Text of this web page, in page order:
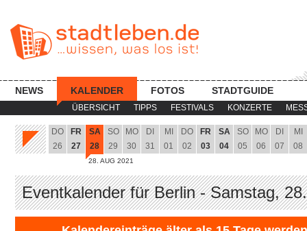
ÜBERSICHT TIPPS FESTIVALS KONZERTE
NEWS KALENDER FOTOS STADTGUIDE
DO
26
FR
27
SA
28
28. AUG 2021
SO
29
MO
30
DI
31
MI
01
DO
02
FR
03
SA
04
SO
05
MO
06
DI
07
MI
08
Eventkalender für Berlin - Samstag,